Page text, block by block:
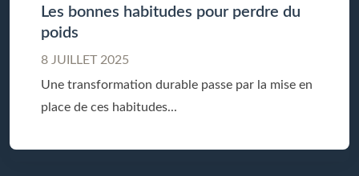
Les bonnes habitudes pour perdre du
poids
8 JUILLET 2025
Une transformation durable passe par la mise en
place de ces habitudes...